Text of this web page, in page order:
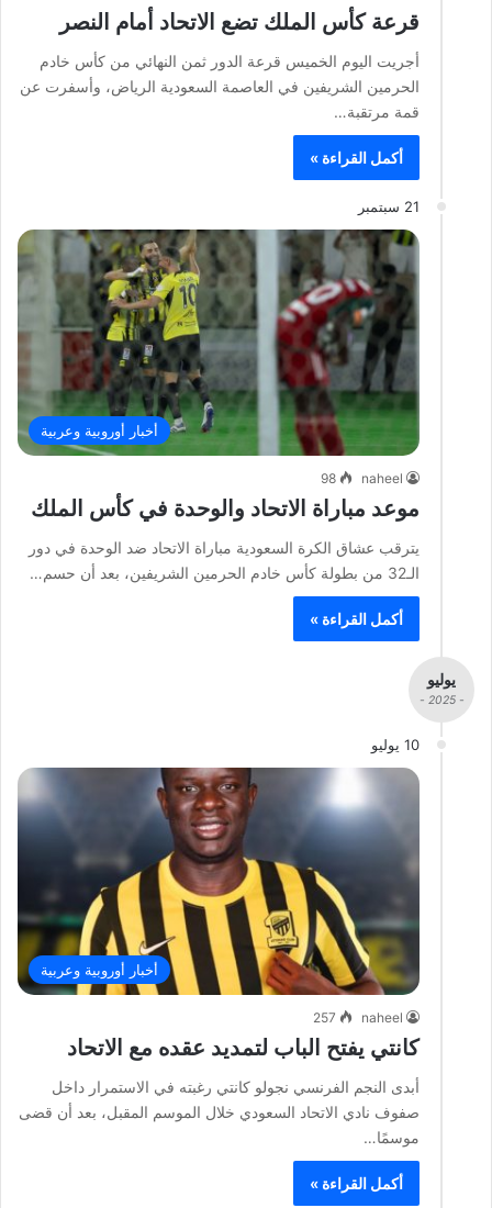
قرعة كأس الملك تضع الاتحاد أمام النصر
أجريت اليوم الخميس قرعة الدور ثمن النهائي من كأس خادم
الحرمين الشريفين في العاصمة السعودية الرياض، وأسفرت عن
قمة مرتقبة…
أكمل القراءة »
21 سبتمبر
أخبار أوروبية وعربية
naheel
98
موعد مباراة الاتحاد والوحدة في كأس الملك
يترقب عشاق الكرة السعودية مباراة الاتحاد ضد الوحدة في دور
الـ32 من بطولة كأس خادم الحرمين الشريفين، بعد أن حسم…
أكمل القراءة »
يوليو
- 2025 -
10 يوليو
أخبار أوروبية وعربية
naheel
257
كانتي يفتح الباب لتمديد عقده مع الاتحاد
أبدى النجم الفرنسي نجولو كانتي رغبته في الاستمرار داخل
صفوف نادي الاتحاد السعودي خلال الموسم المقبل، بعد أن قضى
موسمًا…
أكمل القراءة »